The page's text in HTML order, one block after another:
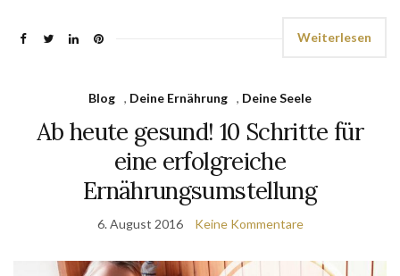
Weiterlesen
Blog , Deine Ernährung , Deine Seele
Ab heute gesund! 10 Schritte für
eine erfolgreiche
Ernährungsumstellung
6. August 2016 Keine Kommentare